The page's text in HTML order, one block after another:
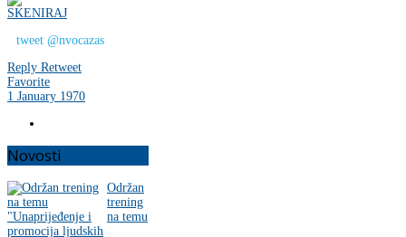
tweet @nvocazas
Reply Retweet
Favorite
1 January 1970
Novosti
Održan
trening
na temu